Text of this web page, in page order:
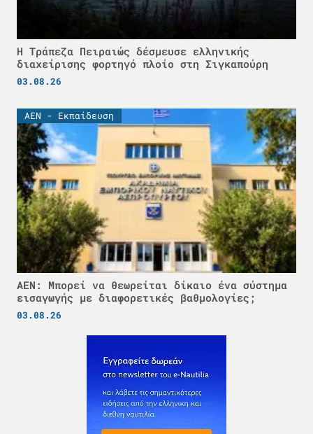
Η Τράπεζα Πειραιώς δέσμευσε ελληνικής
διαχείρισης φορτηγό πλοίο στη Σιγκαπούρη
03.08.26
ΑΕΝ - Εκπαίδευση
ΑΕΝ: Μπορεί να θεωρείται δίκαιο ένα σύστημα
εισαγωγής με διαφορετικές βαθμολογίες;
03.08.26